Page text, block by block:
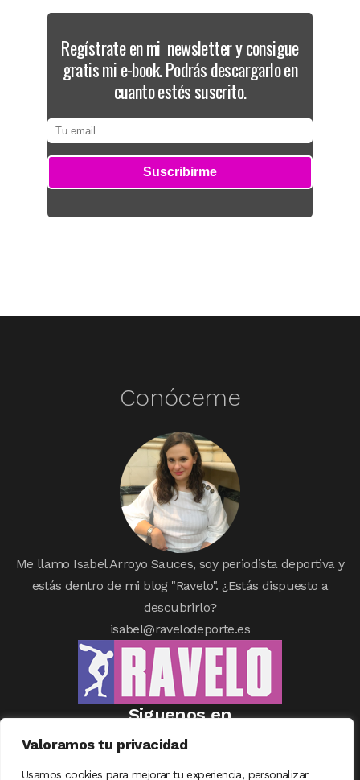
Valoramos tu privacidad
Usamos cookies para mejorar tu experiencia, personalizar
Regístrate en mi newsletter y consigue
gratis mi e-book. Podrás descargarlo en
cuanto estés suscrito.
Conóceme
Me llamo Isabel Arroyo Sauces, soy periodista deportiva y
estás dentro de mi blog "Ravelo". ¿Estás dispuesto a
descubrirlo?
isabel@ravelodeporte.es
Siguenos en